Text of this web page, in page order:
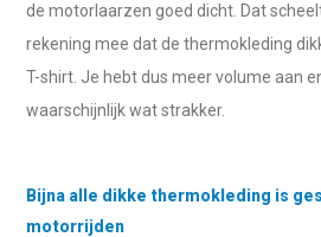
de motorlaarzen goed dicht. Dat
rekening mee dat de thermokleding
T-shirt. Je hebt dus meer volume aan
waarschijnlijk wat strakker.
Bijna alle dikke thermokleding is
motorrijden